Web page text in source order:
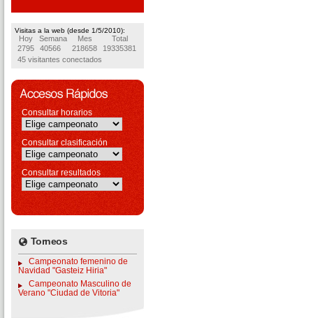
Visitas a la web (desde 1/5/2010):
Hoy Semana Mes
Total
2795
40566 218658
19335381
45 visitantes conectados
Consultar horarios
Consultar clasificación
Consultar resultados
Torneos
Campeonato femenino de
Navidad "Gasteiz Hiria"
Campeonato Masculino de
Verano "Ciudad de Vitoria"